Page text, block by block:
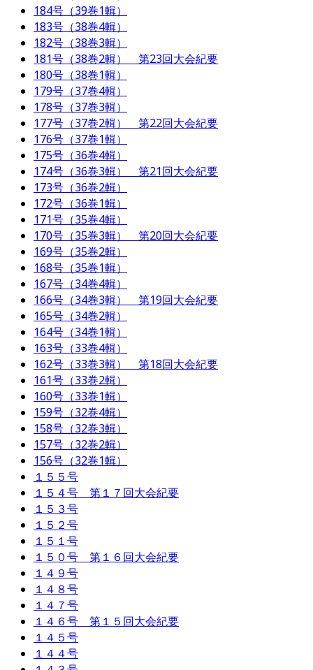
184号（39巻1輯）
183号（38巻4輯）
182号（38巻3輯）
181号（38巻2輯） 第23回大会紀要
180号（38巻1輯）
179号（37巻4輯）
178号（37巻3輯）
177号（37巻2輯） 第22回大会紀要
176号（37巻1輯）
175号（36巻4輯）
174号（36巻3輯） 第21回大会紀要
173号（36巻2輯）
172号（36巻1輯）
171号（35巻4輯）
170号（35巻3輯） 第20回大会紀要
169号（35巻2輯）
168号（35巻1輯）
167号（34巻4輯）
166号（34巻3輯） 第19回大会紀要
165号（34巻2輯）
164号（34巻1輯）
163号（33巻4輯）
162号（33巻3輯） 第18回大会紀要
161号（33巻2輯）
160号（33巻1輯）
159号（32巻4輯）
158号（32巻3輯）
157号（32巻2輯）
156号（32巻1輯）
１５５号
１５４号 第１７回大会紀要
１５３号
１５２号
１５１号
１５０号 第１６回大会紀要
１４９号
１４８号
１４７号
１４６号 第１５回大会紀要
１４５号
１４４号